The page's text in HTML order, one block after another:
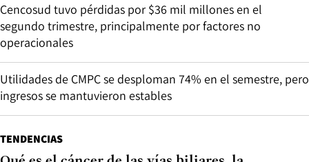
Cencosud tuvo pérdidas por $36 mil millones en el
segundo trimestre, principalmente por factores no
operacionales
Utilidades de CMPC se desploman 74% en el semestre, pero
ingresos se mantuvieron estables
TENDENCIAS